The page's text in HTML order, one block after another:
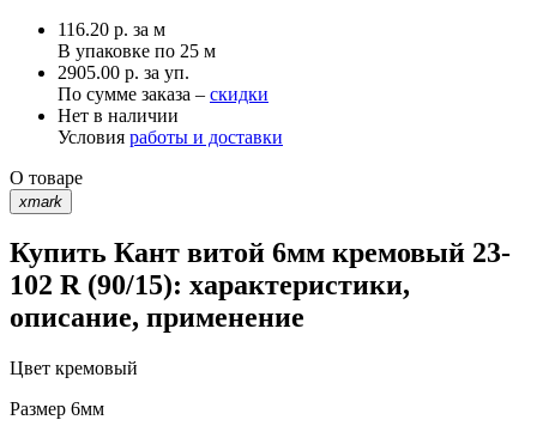
116.20 р. за м
В упаковке по 25 м
2905.00 р. за уп.
По сумме заказа – скидки
Нет в наличии
Условия работы и доставки
О товаре
xmark
Купить Кант витой 6мм кремовый 23-
102 R (90/15): характеристики,
описание, применение
Цвет кремовый
Размер 6мм